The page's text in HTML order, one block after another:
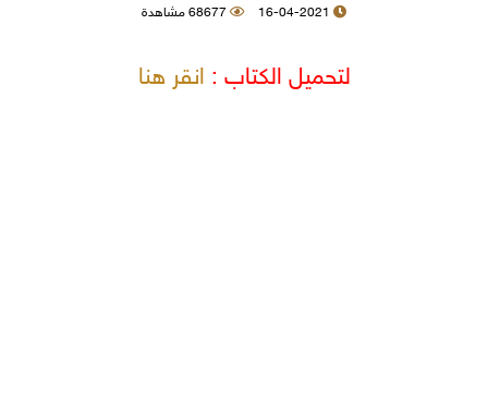
16-04-2021 68677 مشاهدة
لتحميل الكتاب :انقر هنا